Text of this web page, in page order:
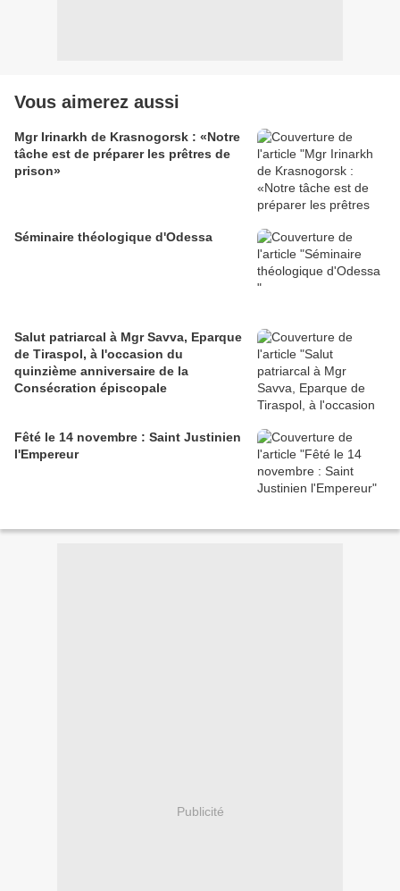
Vous aimerez aussi
Mgr Irinarkh de Krasnogorsk : «Notre
tâche est de préparer les prêtres de
prison»
Séminaire théologique d'Odessa
Salut patriarcal à Mgr Savva, Eparque
de Tiraspol, à l'occasion du
quinzième anniversaire de la
Consécration épiscopale
Fêté le 14 novembre : Saint Justinien
l'Empereur
Publicité